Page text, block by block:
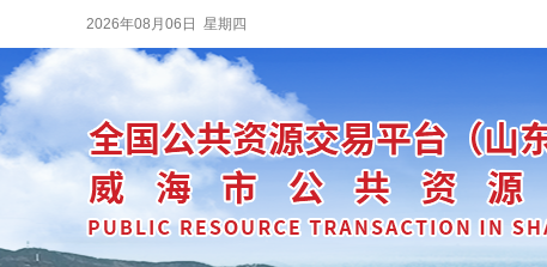
2026年08月06日 星期四